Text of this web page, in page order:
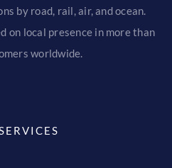
by road, rail, air, and ocean.
on local presence in more than
worldwide.